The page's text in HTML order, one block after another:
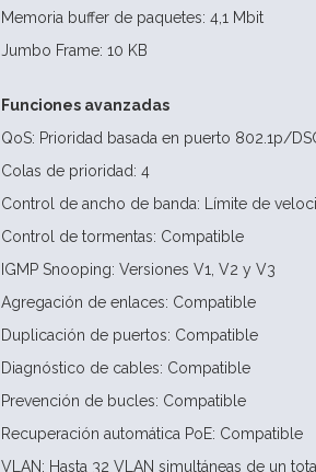
Memoria buffer de paquetes: 4,1 Mbit
Jumbo Frame: 10 KB
Funciones avanzadas
QoS: Prioridad basada en puerto 802.1p/
Colas de prioridad: 4
Control de ancho de banda: Límite de
Control de tormentas: Compatible
IGMP Snooping: Versiones V1, V2 y V3
Agregación de enlaces: Compatible
Duplicación de puertos: Compatible
Diagnóstico de cables: Compatible
Prevención de bucles: Compatible
Recuperación automática PoE: Compatible
VLAN: Hasta 32 VLAN simultáneas de un